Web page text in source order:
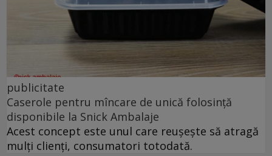
publicitate
Caserole pentru mîncare de unică folosință
disponibile la Snick Ambalaje
Acest concept este unul care reușește să atragă
mulți clienți, consumatori totodată.